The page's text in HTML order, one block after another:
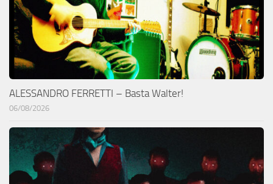
ALESSANDRO FERRETTI – Basta Walter!
06/08/2026